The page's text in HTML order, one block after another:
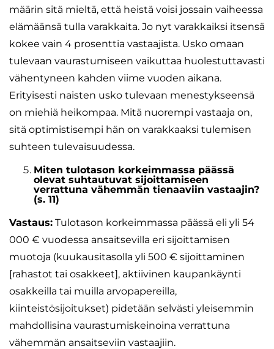
määrin sitä mieltä, että heistä voisi jossain vaiheessa
elämäänsä tulla varakkaita. Jo nyt varakkaiksi itsensä
kokee vain 4 prosenttia vastaajista. Usko omaan
tulevaan vaurastumiseen vaikuttaa huolestuttavasti
vähentyneen kahden viime vuoden aikana.
Erityisesti naisten usko tulevaan menestykseensä
on miehiä heikompaa. Mitä nuorempi vastaaja on,
sitä optimistisempi hän on varakkaaksi tulemisen
suhteen tulevaisuudessa.
Miten tulotason korkeimmassa päässä
olevat suhtautuvat sijoittamiseen
verrattuna vähemmän tienaaviin vastaajin?
(s. 11)
Vastaus: Tulotason korkeimmassa päässä eli yli 54
000 € vuodessa ansaitsevilla eri sijoittamisen
muotoja (kuukausitasolla yli 500 € sijoittaminen
[rahastot tai osakkeet], aktiivinen kaupankäynti
osakkeilla tai muilla arvopapereilla,
kiinteistösijoitukset) pidetään selvästi yleisemmin
mahdollisina vaurastumiskeinoina verrattuna
vähemmän ansaitseviin vastaajiin.